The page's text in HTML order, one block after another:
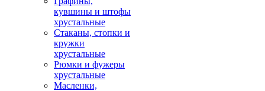
кувшины и штофы
хрустальные
Стаканы, стопки и
кружки
хрустальные
Рюмки и фужеры
хрустальные
Масленки,